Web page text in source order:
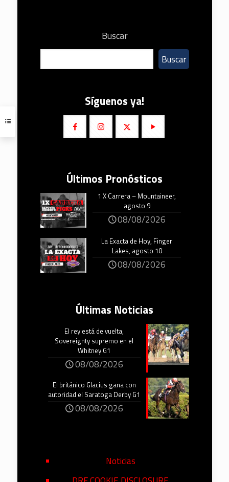
Buscar
Buscar
Síguenos ya!
Últimos Pronósticos
1 X Carrera – Mountaineer,
agosto 9
08/08/2026
La Exacta de Hoy, Finger
Lakes, agosto 10
08/08/2026
Últimas Noticias
El rey está de vuelta,
Sovereignty supremo en el
Whitney G1
08/08/2026
El británico Glacius gana con
autoridad el Saratoga Derby G1
08/08/2026
Noticias